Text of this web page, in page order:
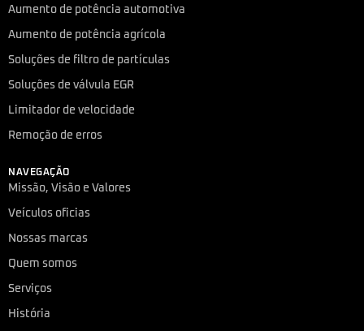
Aumento de potência automotiva
Aumento de potência agrícola
Soluções de filtro de partículas
Soluções de válvula EGR
Limitador de velocidade
Remoção de erros
NAVEGAÇÃO
Missão, Visão e Valores
Veículos oficias
Nossas marcas
Quem somos
Serviços
História